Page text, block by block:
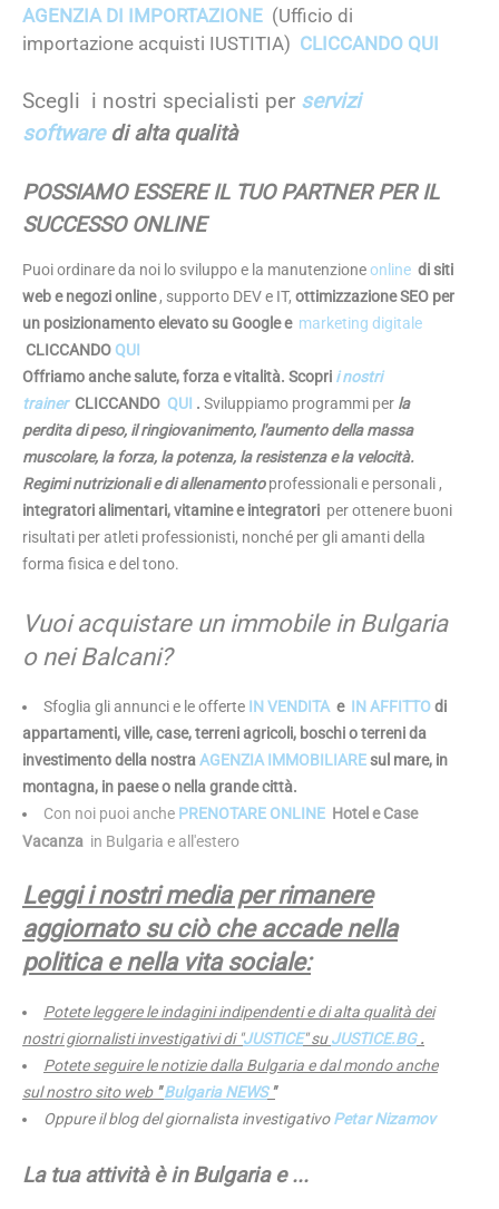
AGENZIA DI IMPORTAZIONE (Ufficio di
importazione acquisti IUSTITIA) CLICCANDO QUI
Scegli i nostri specialisti per servizi
softwaredi alta qualità
POSSIAMO ESSERE IL TUO PARTNER PER IL
SUCCESSO ONLINE
Puoi ordinare da noi lo sviluppo e la manutenzioneonline di siti
web e negozi online, supporto DEV e IT, ottimizzazione SEO per
un posizionamento elevato su Google e marketing digitale
CLICCANDO QUI
Offriamo anche salute, forza e vitalità. Scopri i nostri
trainerCLICCANDO QUI . Sviluppiamo programmi per la
perdita di peso, il ringiovanimento, l'aumento della massa
muscolare, la forza, la potenza, la resistenza e la velocità.
Regimi nutrizionali e di allenamentoprofessionali e personali ,
integratori alimentari, vitamine e integratori per ottenere buoni
risultati per atleti professionisti, nonché per gli amanti della
forma fisica e del tono.
Vuoi acquistare un immobile in Bulgaria
o nei Balcani?
Sfoglia gli annunci e le offerte IN VENDITA e IN AFFITTOdi
appartamenti, ville, case, terreni agricoli, boschi o terreni da
investimento della nostraAGENZIA IMMOBILIAREsul mare, in
montagna, in paese o nella grande città.
Con noi puoi anche PRENOTARE ONLINE Hotel e Case
Vacanza in Bulgaria e all'estero
Leggi i nostri media per rimanere
aggiornato su ciò che accade nella
politica e nella vita sociale:
Potete leggere le indagini indipendenti e di alta qualità dei
nostri giornalisti investigativi di "JUSTICE" suJUSTICE.BG.
Potete seguire le notizie dalla Bulgaria e dal mondo anche
sul nostro sito web "Bulgaria NEWS"
Oppure il blog del giornalista investigativoPetar Nizamov
La tua attività è in Bulgaria e ...